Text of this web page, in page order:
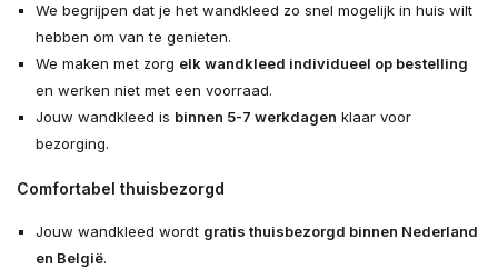
We begrijpen dat je het wandkleed zo snel mogelijk in huis wilt
hebben om van te genieten.
We maken met zorg elk wandkleed individueel op bestelling
en werken niet met een voorraad.
Jouw wandkleed is binnen 5-7 werkdagen klaar voor
bezorging.
Comfortabel thuisbezorgd
Jouw wandkleed wordt gratis thuisbezorgd binnen Nederland
en België.